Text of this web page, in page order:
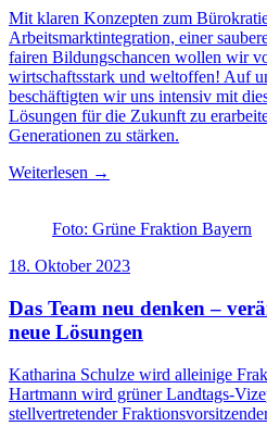
Mit klaren Konzepten zum
Arbeitsmarktintegration, einer
fairen Bildungschancen wollen wir
wirtschaftsstark und weltoffen! Auf
beschäftigten wir uns intensiv mit
Lösungen für die Zukunft zu
Generationen zu stärken.
Weiterlesen →
Foto: Grüne Fraktion Bayern
18. Oktober 2023
Das Team neu denken –
neue Lösungen
Katharina Schulze wird alleinige
Hartmann wird grüner Landtags-
stellvertretender